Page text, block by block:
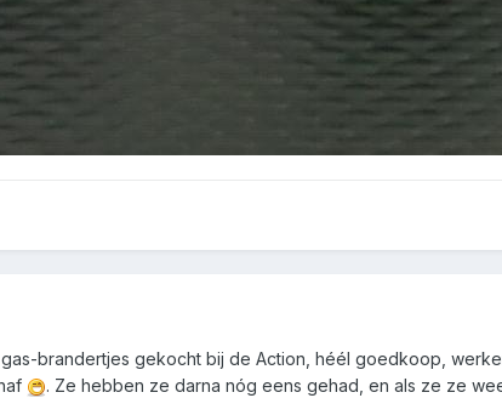
brandertjes gekocht bij de Action, héél goedkoop,
. Ze hebben ze darna nóg eens gehad, en als ze ze